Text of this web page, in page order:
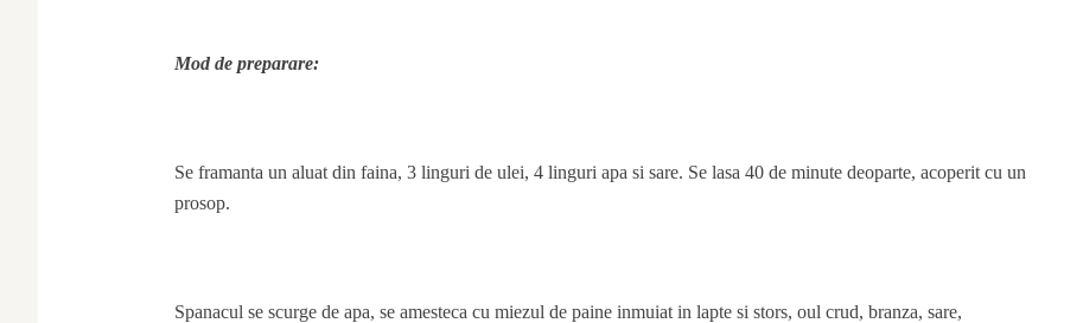
Mod de preparare:
Se framanta un aluat din faina, 3 linguri de ulei, 4 linguri apa si sare. Se lasa 40 de minute deoparte, acoperit cu un
prosop.
Spanacul se scurge de apa, se amesteca cu miezul de paine inmuiat in lapte si stors, oul crud, branza, sare,